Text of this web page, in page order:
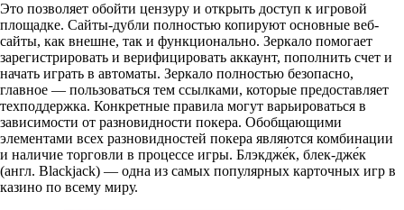
Это позволяет обойти цензуру и открыть доступ к игровой
площадке. Сайты-дубли полностью копируют основные веб-
сайты, как внешне, так и функционально. Зеркало помогает
зарегистрировать и верифицировать аккаунт, пополнить счет и
начать играть в автоматы. Зеркало полностью безопасно,
главное — пользоваться тем ссылками, которые предоставляет
техподдержка. Конкретные правила могут варьироваться в
зависимости от разновидности покера. Обобщающими
элементами всех разновидностей покера являются комбинации
и наличие торговли в процессе игры. Блэкдже́к, блек-дже́к
(англ. Blackjack) — одна из самых популярных карточных игр в
казино по всему миру.